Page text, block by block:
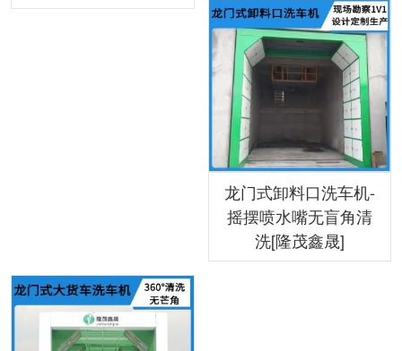
龙门式卸料口洗车机-
摇摆喷水嘴无盲角清
洗[隆茂鑫晟]